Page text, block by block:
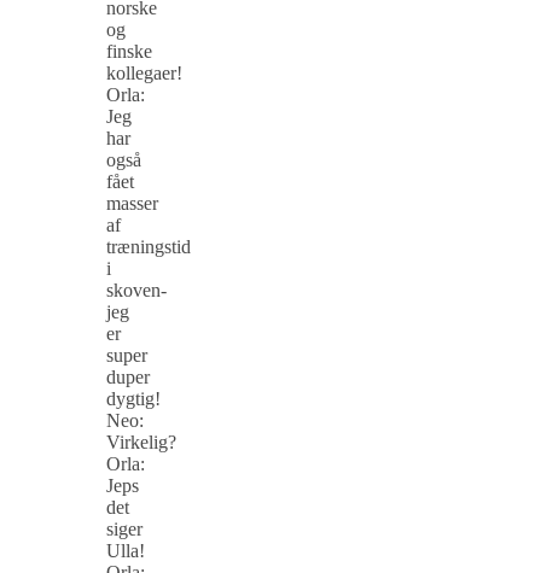
norske
og
finske
kollegaer!
Orla:
Jeg
har
også
fået
masser
af
træningstid
i
skoven-
jeg
er
super
duper
dygtig!
Neo:
Virkelig?
Orla:
Jeps
det
siger
Ulla!